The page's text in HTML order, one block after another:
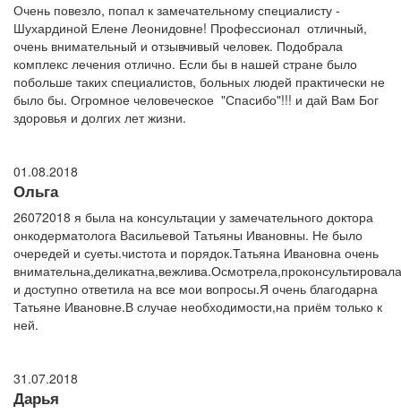
Очень повезло, попал к замечательному специалисту -
Шухардиной Елене Леонидовне! Профессионал отличный,
очень внимательный и отзывчивый человек. Подобрала
комплекс лечения отлично. Если бы в нашей стране было
побольше таких специалистов, больных людей практически не
было бы. Огромное человеческое "Спасибо"!!! и дай Вам Бог
здоровья и долгих лет жизни.
01.08.2018
Ольга
26072018 я была на консультации у замечательного доктора
онкодерматолога Васильевой Татьяны Ивановны. Не было
очередей и суеты.чистота и порядок.Татьяна Ивановна очень
и доступно ответила на все мои вопросы.Я очень благодарна
Татьяне Ивановне.В случае необходимости,на приём только к
ней.
31.07.2018
Дарья